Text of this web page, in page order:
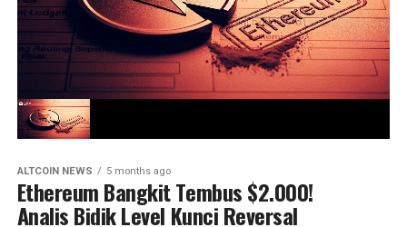
ALTCOIN NEWS 5 months ago
Ethereum Bangkit Tembus $2.000!
Analis Bidik Level Kunci Reversal